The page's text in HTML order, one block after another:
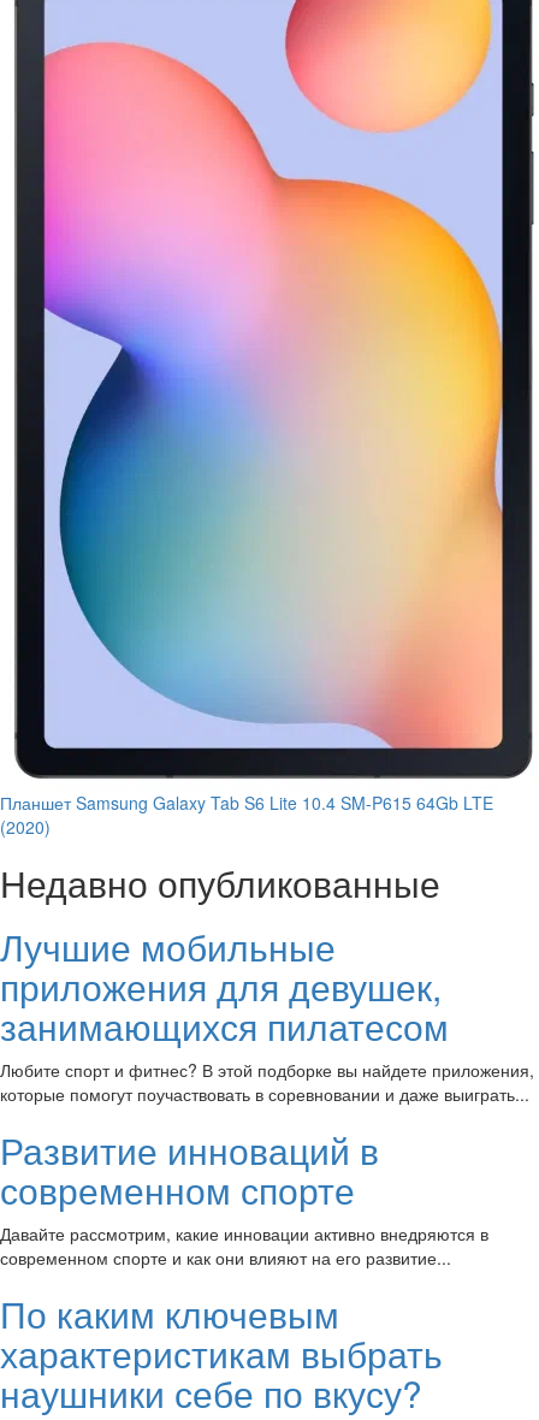
Планшет Samsung Galaxy Tab S6 Lite 10.4 SM-P615 64Gb LTE
(2020)
Недавно опубликованные
Лучшие мобильные
приложения для девушек,
занимающихся пилатесом
Любите спорт и фитнес? В этой подборке вы найдете приложения,
которые помогут поучаствовать в соревновании и даже выиграть...
Развитие инноваций в
современном спорте
Давайте рассмотрим, какие инновации активно внедряются в
современном спорте и как они влияют на его развитие...
По каким ключевым
характеристикам выбрать
наушники себе по вкусу?